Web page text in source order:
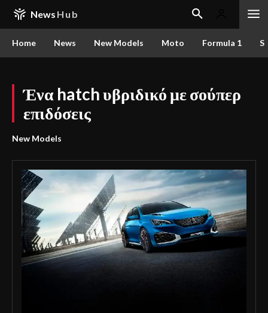
News Hub
Home News New Models Moto Formula 1
Ένα hatch υβριδικό με σούπερ
επιδόσεις
New Models